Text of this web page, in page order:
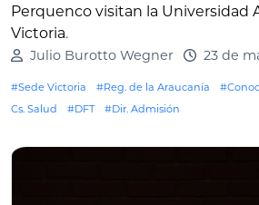
Perquenco visitan la Universidad
Victoria.
Julio Burotto Wegner 23 de
#Sede Victoria #Reg. de la Araucanía
Cs. Salud
#DFT #Dir. Admisión